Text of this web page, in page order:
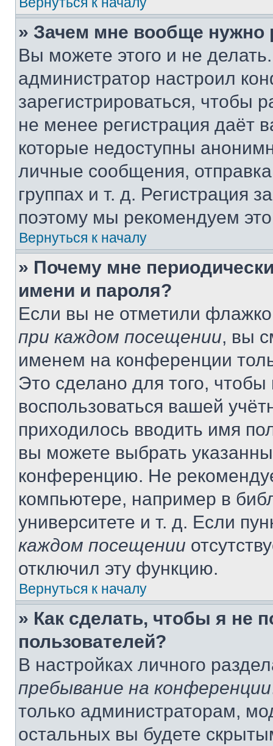
» Зачем мне вообще нужно
Вы можете этого и не
администратор настроил
зарегистрироваться, чтобы
не менее регистрация даёт
которые недоступны
личные сообщения,
группах и т. д. Регистрация
поэтому мы рекомендуем
Вернуться к началу
» Почему мне
имени и пароля?
Если вы не отметили
при каждом посещении, вы
именем на конференции
Это сделано для того, чтобы
воспользоваться вашей
приходилось вводить имя
вы можете выбрать
конференцию. Не
компьютере, например в
университете и т. д. Если
каждом посещении
отключил эту функцию.
Вернуться к началу
» Как сделать, чтобы я не
пользователей?
В настройках личного
пребывание на конференции
только администраторам,
остальных вы будете